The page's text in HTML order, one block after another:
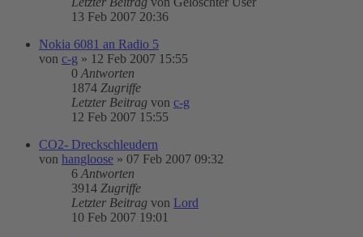
13 Feb 2007 20:36
Nokia 6081 an Radio 5
von c-g » 12 Feb 2007 15:55
0 Antworten
1874 Zugriffe
Letzter Beitrag von c-g
12 Feb 2007 15:55
CO2- Dreckschleudern
von hangloose » 07 Feb 2007 09:32
6 Antworten
3914 Zugriffe
Letzter Beitrag von Lord
10 Feb 2007 19:01